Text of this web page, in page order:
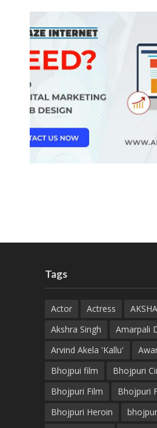
Tags
Actor Actress
Akshra Singh
Amarpali
Arvind Akela 'Kallu'
Bhojpui film
Bhojpuri
Bhojpuri Film
Bhojpuri
Bhojpuri Heroin